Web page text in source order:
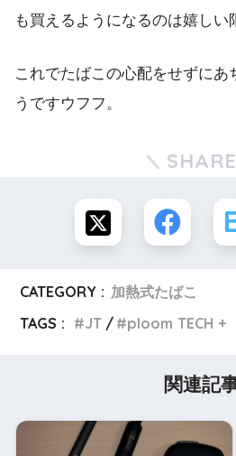
も買えるようになるのは嬉しい
これでたばこの心配をせずにあ
うですウフフ。
SHARE
CATEGORY : 加熱式たばこ
TAGS :
JT ploom TECH +
関連記